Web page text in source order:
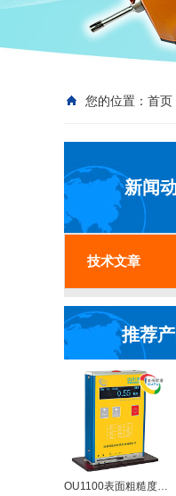
您的位置： 首页
新闻
技术文章
推荐
OU1100表面粗糙度…